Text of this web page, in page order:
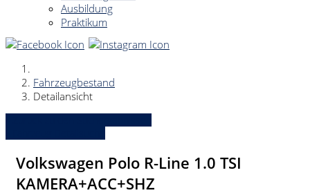
Ausbildung
Praktikum
Fahrzeugbestand
Detailansicht
Volkswagen Polo R-Line 1.0 TSI
KAMERA+ACC+SHZ